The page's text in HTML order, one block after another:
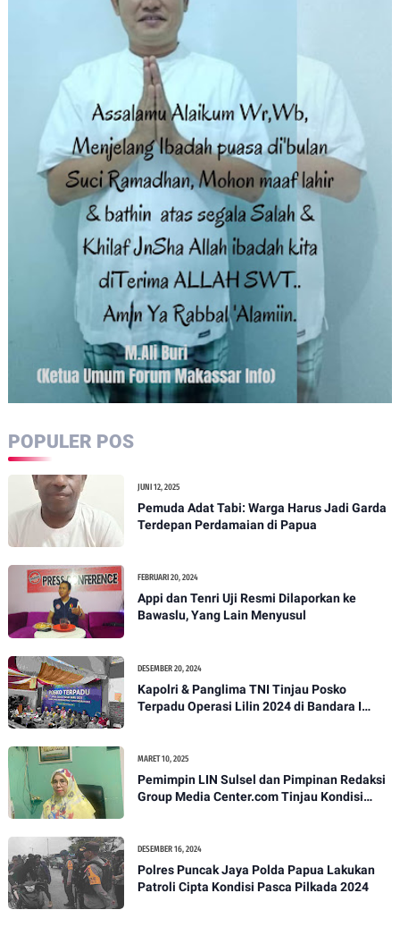
POPULER POS
JUNI 12, 2025
Pemuda Adat Tabi: Warga Harus Jadi Garda
Terdepan Perdamaian di Papua
FEBRUARI 20, 2024
Appi dan Tenri Uji Resmi Dilaporkan ke
Bawaslu, Yang Lain Menyusul
DESEMBER 20, 2024
Kapolri & Panglima TNI Tinjau Posko
Terpadu Operasi Lilin 2024 di Bandara I
MARET 10, 2025
Pemimpin LIN Sulsel dan Pimpinan Redaksi
Group Media Center.com Tinjau Kondisi
DESEMBER 16, 2024
Polres Puncak Jaya Polda Papua Lakukan
Patroli Cipta Kondisi Pasca Pilkada 2024